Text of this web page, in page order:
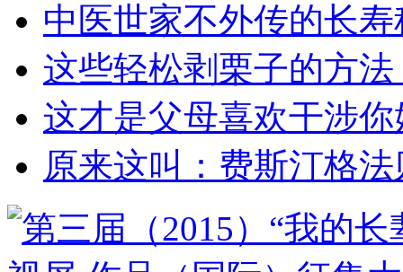
中医世家不外传的长寿
这些轻松剥栗子的方
这才是父母喜欢干涉
原来这叫：费斯汀格